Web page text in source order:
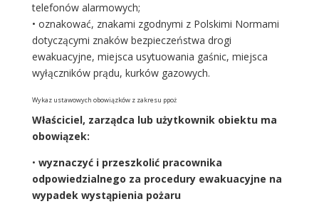
telefonów alarmowych;
• oznakować, znakami zgodnymi z Polskimi Normami
dotyczącymi znaków bezpieczeństwa drogi
ewakuacyjne, miejsca usytuowania gaśnic, miejsca
wyłączników prądu, kurków gazowych.
Wykaz ustawowych obowiązków z zakresu ppoż
Właściciel, zarządca lub użytkownik obiektu ma
obowiązek:
• wyznaczyć i przeszkolić pracownika
odpowiedzialnego za procedury ewakuacyjne na
wypadek wystąpienia pożaru